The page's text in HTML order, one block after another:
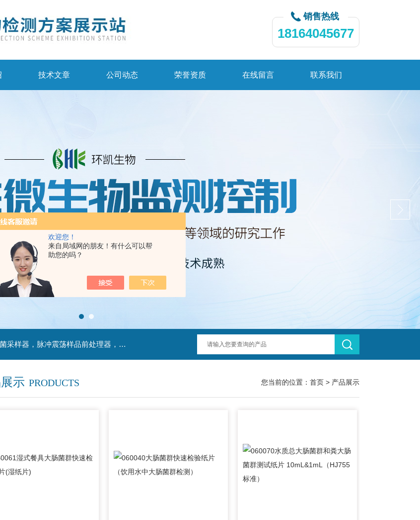
欢迎您！
来自局域网的朋友！有什么可以帮
助您的吗？
销售热线
18164045677
技术文章 公司动态 荣誉资质 在线留言 联系我们
主营产品：不锈钢过滤系统，红外线接种环灭菌器，浮游菌采样器，脉冲震荡样品前处理器，数字化智能电热鼓风干燥箱，数字化智能电热恒温培养箱，实验室设备及环境温湿度监测系统，洁净工作台等实验设仪器设备。
示 PRODUCTS 您当前的位置： 首页 > 产品展示